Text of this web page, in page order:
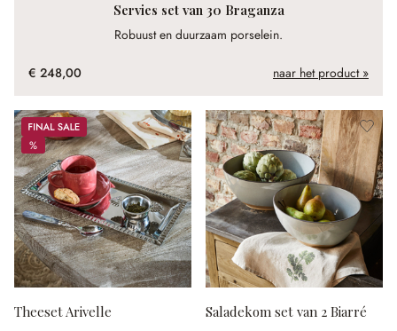
Servies set van 30 Braganza
Robuust en duurzaam porselein.
€ 248,00 naar het product »
Sale
%
%
Theeset Arivelle Saladekom set van 2 Biarré